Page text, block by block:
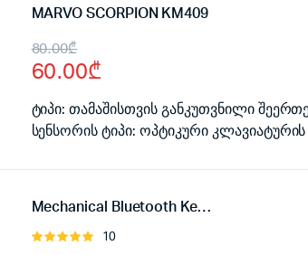
MARVO SCORPION KM409
80.00₾
Original
price
was:
80.00₾.
60.00₾
Current
price
is:
60.00₾.
ტიპი: თამაშისთვის განკუთვნილი
სენსორის ტიპი: ოპტიკური
Mechanical Bluetooth Keyboard S61
შეფასება
10